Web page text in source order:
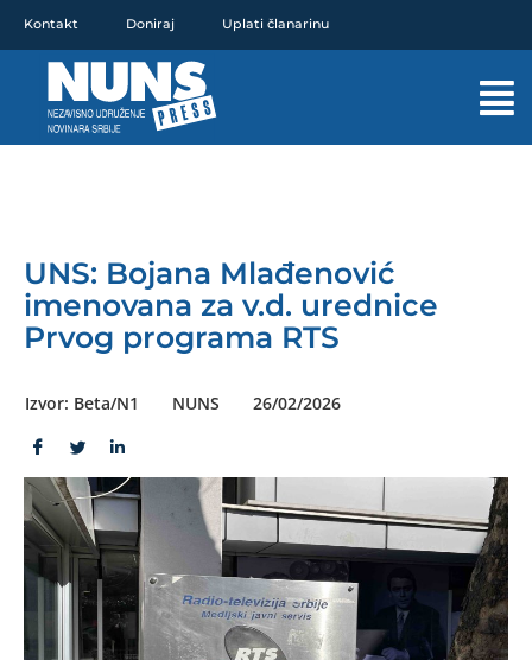
sadržaj
Kontakt Doniraj Uplati članarinu
UNS: Bojana Mlađenović
imenovana za v.d. urednice
Prvog programa RTS
Izvor: Beta/N1 NUNS 26/02/2026